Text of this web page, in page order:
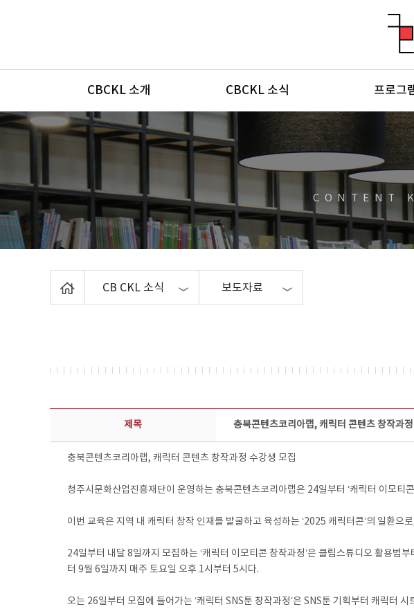
메뉴
CBCKL 소개 CBCKL 소식 프로그
CONTENT
CB CKL 소식 보도자료
보도자료 상세보기 - 제목, 담당부서, 담당자, 담당연락처, 내용, 첨부파일 정보 제공
제목 충북콘텐츠코리아랩, 캐릭터 콘텐츠 창작과
충북콘텐츠코리아랩, 캐릭터 콘텐츠 창작과정 수강생 모집
청주시문화산업진흥재단이 운영하는 충북콘텐츠코리아랩은 24일부터 ‘캐릭터 이모티
이번 교육은 지역 내 캐릭터 창작 인재를 발굴하고 육성하는 ‘2025 캐릭터콘’의 일환
24일부터 내달 8일까지 모집하는 ‘캐릭터 이모티콘 창작과정’은 클립스튜디오 활용법
터 9월 6일까지 매주 토요일 오후 1시부터 5시다.
오는 26일부터 모집에 들어가는 ‘캐릭터 SNS툰 창작과정’은 SNS툰 기획부터 캐릭터